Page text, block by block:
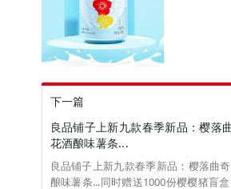
下一篇
良品铺子上新九款春季新品：樱落
花酒酿味薯条...
良品铺子上新九款春季新品：樱落曲
酿味薯条...同时赠送1000份樱樱猪盲